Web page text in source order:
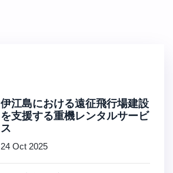
伊江島における遠征飛行場建設
を支援する重機レンタルサービ
ス
24 Oct 2025